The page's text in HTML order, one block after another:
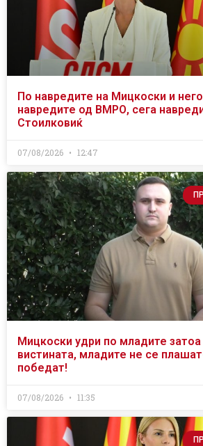
По навредите на Мицкоски и
навредите од ВМРО, сега
Стоилковиќ
07/08/2026 12:47
Мицкоски удри по младите
вистината, младите не се
победат!
07/08/2026 11:35